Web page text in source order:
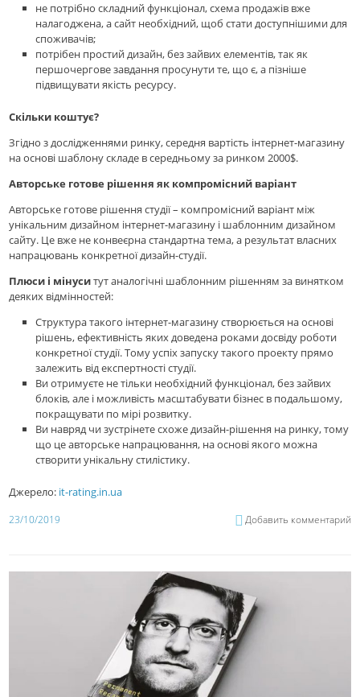
не потрібно складний функціонал, схема продажів вже
налагоджена, а сайт необхідний, щоб стати доступнішими для
споживачів;
потрібен простий дизайн, без зайвих елементів, так як
першочергове завдання просунути те, що є, а пізніше
підвищувати якість ресурсу.
Скільки коштує?
Згідно з дослідженнями ринку, середня вартість інтернет-магазину
на основі шаблону складе в середньому за ринком 2000$.
Авторське готове рішення як компромісний варіант
Авторське готове рішення студії – компромісний варіант між
унікальним дизайном інтернет-магазину і шаблонним дизайном
сайту. Це вже не конвеєрна стандартна тема, а результат власних
напрацювань конкретної дизайн-студії.
Плюси і мінуситут аналогічні шаблонним рішенням за винятком
деяких відмінностей:
Структура такого інтернет-магазину створюється на основі
рішень, ефективність яких доведена роками досвіду роботи
конкретної студії. Тому успіх запуску такого проекту прямо
залежить від експертності студії.
Ви отримуєте не тільки необхідний функціонал, без зайвих
блоків, але і можливість масштабувати бізнес в подальшому,
покращувати по мірі розвитку.
Ви навряд чи зустрінете схоже дизайн-рішення на ринку, тому
що це авторське напрацювання, на основі якого можна
створити унікальну стилістику.
Джерело: it-rating.in.ua
23/10/2019 Добавить комментарий